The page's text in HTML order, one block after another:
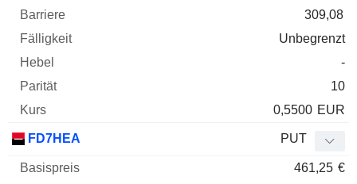
309,08
Unbegrenzt
-
10
0,5500 EUR
FD7HEA PUT
461,25 €